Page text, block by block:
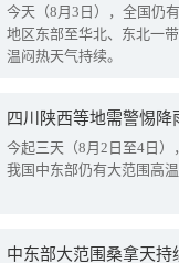
今天（8月3日），全国仍
地区东部至华北、东北一
温闷热天气持续。
今起三天（8月2日至4日
我国中东部仍有大范围高
中东部大范围桑拿天